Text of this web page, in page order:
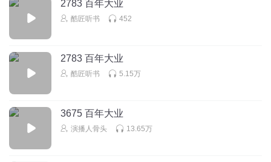
2783 百年大业
酷匠听书 452
2783 百年大业
酷匠听书 5.15万
3675 百年大业
演播人骨头 13.65万